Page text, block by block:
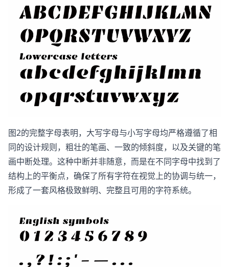
图2的完整字母表明，大写字母与小写字母均严格遵循了相
同的设计规则，粗壮的笔画、一致的倾斜度，以及关键的笔
画中断处理。这种中断并非随意，而是在不同字母中找到了
结构上的平衡点，确保了所有字符在视觉上的协调与统一，
形成了一套风格极致鲜明、完整且可用的字符系统。